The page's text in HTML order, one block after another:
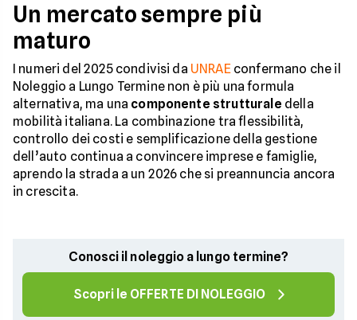
Un mercato sempre più
maturo
I numeri del 2025 condivisi da UNRAEconfermano che il
Noleggio a Lungo Termine non è più una formula
alternativa, ma una componente strutturale della
mobilità italiana. La combinazione tra flessibilità,
controllo dei costi e semplificazione della gestione
dell’auto continua a convincere imprese e famiglie,
aprendo la strada a un 2026 che si preannuncia ancora
in crescita.
Conosci il noleggio a lungo termine?
Scopri le OFFERTE DI NOLEGGIO